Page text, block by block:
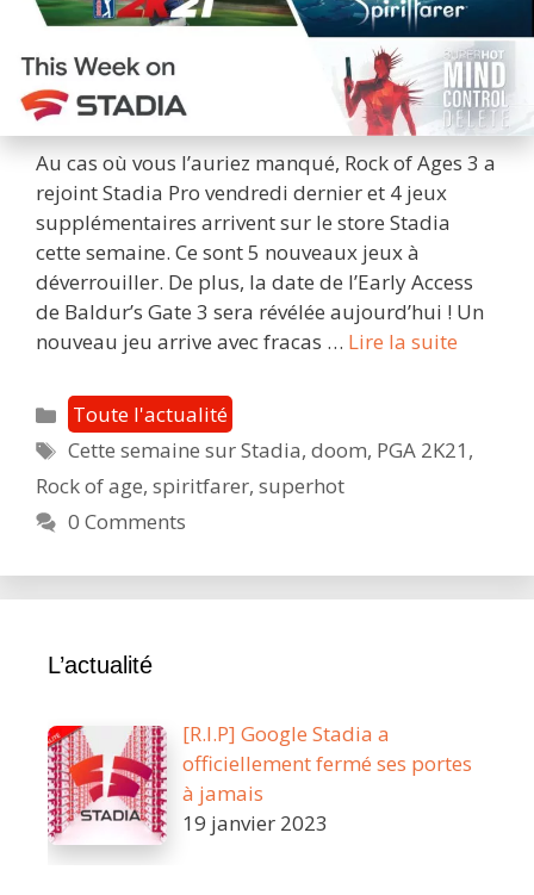
Au cas où vous l’auriez manqué, Rock of Ages 3 a
rejoint Stadia Pro vendredi dernier et 4 jeux
supplémentaires arrivent sur le store Stadia
cette semaine. Ce sont 5 nouveaux jeux à
déverrouiller. De plus, la date de l’Early Access
de Baldur’s Gate 3 sera révélée aujourd’hui ! Un
nouveau jeu arrive avec fracas … Lire la suite
vous
Catégories
Toute l'actualité
Étiquettes
Cette semaine sur Stadia,doom, PGA 2K21 ,
Rock of age, spiritfarer, superhot
0 Comments
L’actualité
[R.I.P] Google Stadia a
officiellement fermé ses portes
à jamais
19 janvier 2023